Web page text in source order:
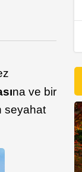
na ve bir
seyahat